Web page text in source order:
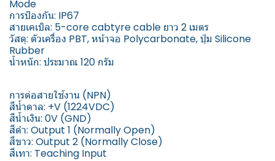
Mode
การป้องกัน: IP67
สายเคเบิล: 5-core cabtyre cable ยาว 2 เมตร
วัสดุ: ตัวเครื่อง PBT, หน้าจอ Polycarbonate, ปุ่ม Silicone
Rubber
น้ำหนัก: ประมาณ 120 กรัม
การต่อสายใช้งาน (NPN)
สีน้ำตาล: +V (1224VDC)
สีน้ำเงิน: 0V (GND)
สีดำ: Output 1 (Normally Open)
สีขาว: Output 2 (Normally Close)
สีเทา: Teaching Input